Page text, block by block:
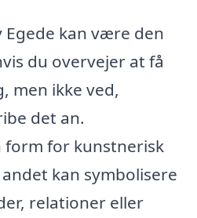
Egede kan være den
du overvejer at få
men ikke ved,
det an.
form for kunstnerisk
kan symbolisere
relationer eller